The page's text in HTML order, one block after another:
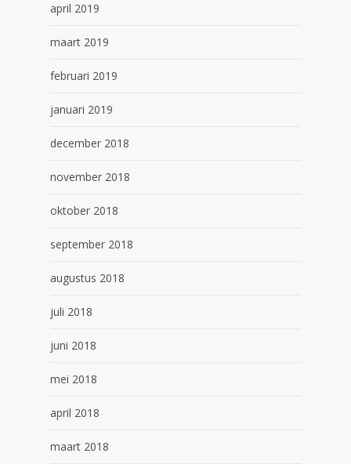
april 2019
maart 2019
februari 2019
januari 2019
december 2018
november 2018
oktober 2018
september 2018
augustus 2018
juli 2018
juni 2018
mei 2018
april 2018
maart 2018